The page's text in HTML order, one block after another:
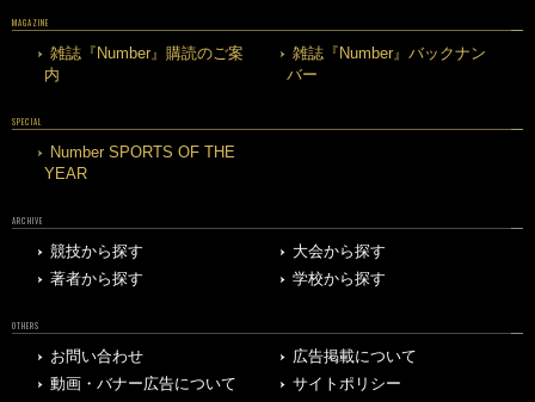
MAGAZINE
雑誌『Number』購読のご案
内
雑誌『Number』バックナン
バー
SPECIAL
Number SPORTS OF THE
YEAR
ARCHIVE
競技から探す
大会から探す
著者から探す
学校から探す
OTHERS
お問い合わせ
広告掲載について
動画・バナー広告について
サイトポリシー